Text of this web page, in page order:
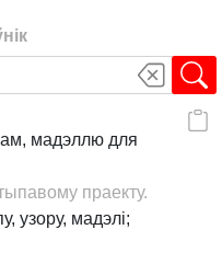
мадэллю для
праекту.
узору, мадэлі;